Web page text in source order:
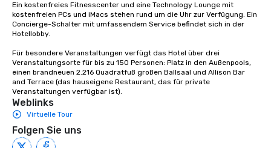
Ein kostenfreies Fitnesscenter und eine Technology Lounge mit
kostenfreien PCs und iMacs stehen rund um die Uhr zur Verfügung. Ein
Concierge-Schalter mit umfassendem Service befindet sich in der
Hotellobby.
Für besondere Veranstaltungen verfügt das Hotel über drei
Veranstaltungsorte für bis zu 150 Personen: Platz in den Außenpools,
einen brandneuen 2.216 Quadratfuß großen Ballsaal und Allison Bar
and Terrace (das hauseigene Restaurant, das für private
Veranstaltungen verfügbar ist).
Weblinks
Virtuelle Tour
Folgen Sie uns